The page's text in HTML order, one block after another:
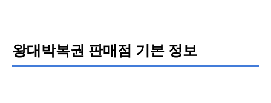
왕대박복권 판매점 기본 정보